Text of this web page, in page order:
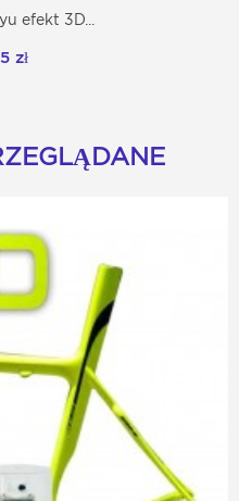
efekt 3D...
zł